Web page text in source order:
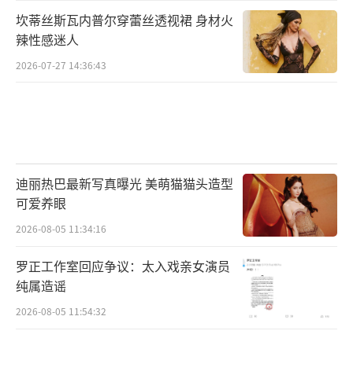
坎蒂丝斯瓦内普尔穿蕾丝透视裙 身材火
辣性感迷人
2026-07-27 14:36:43
迪丽热巴最新写真曝光 美萌猫猫头造型
可爱养眼
2026-08-05 11:34:16
罗正工作室回应争议：太入戏亲女演员
纯属造谣
2026-08-05 11:54:32